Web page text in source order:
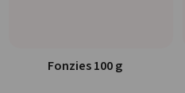
Fonzies 100 g